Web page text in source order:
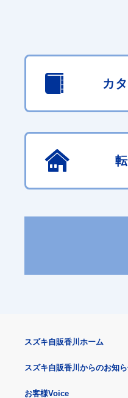
カ
スズキ自販香川ホーム
スズキ自販香川からのお知
お客様Voice